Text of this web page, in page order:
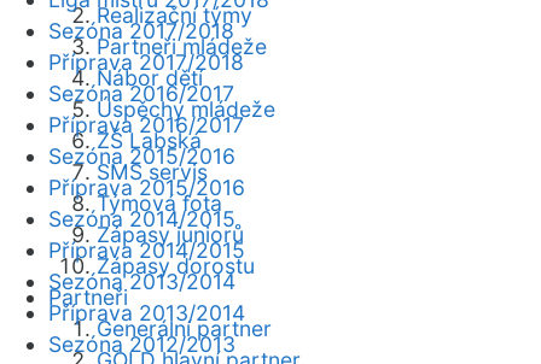
Realizační týmy
Partneři mládeže
Nábor dětí
Úspěchy mládeže
ZŠ Labská
SMS servis
Týmová fota
Zápasy juniorů
Zápasy dorostu
Partneři
Generální partner
Sezóna 2017/2018
Příprava 2017/2018
Sezóna 2016/2017
Příprava 2016/2017
Sezóna 2015/2016
Příprava 2015/2016
Sezóna 2014/2015
Příprava 2014/2015
Sezóna 2013/2014
Příprava 2013/2014
Sezóna 2012/2013